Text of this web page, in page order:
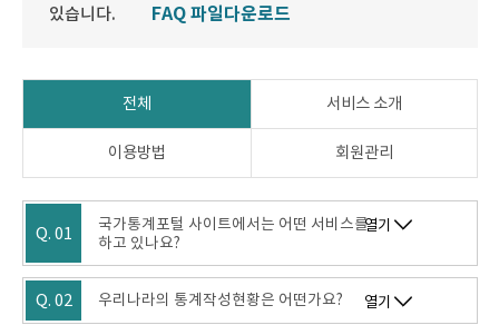
있습니다.
FAQ 파일다운로드
전체 서비스 소개
이용방법 회원관리
Q. 01
국가통계포털 사이트에서는 어떤 서비스를
하고 있나요?
열기
Q. 02 우리나라의 통계작성현황은 어떤가요? 열기